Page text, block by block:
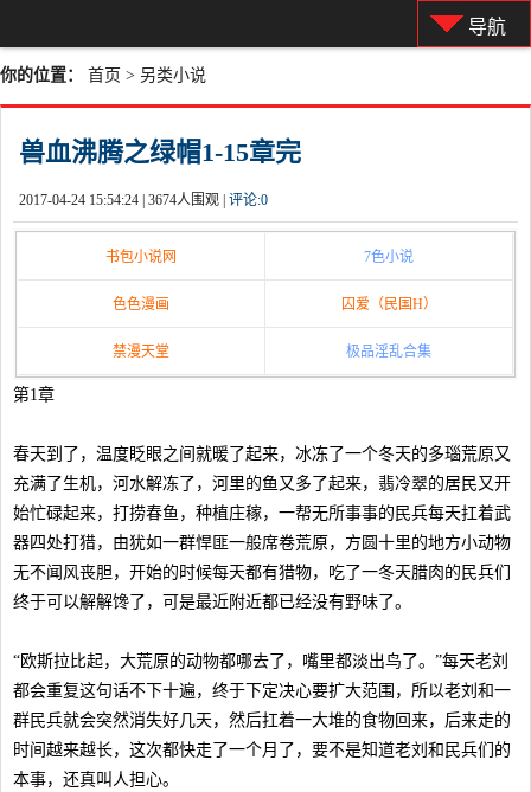
导航
你的位置： 首页 > 另类小说
兽血沸腾之绿帽1-15章完
2017-04-24 15:54:24 | 3674人围观 | 评论:0
书包小说网 7色小说
色色漫画 囚爱（民国H）
禁漫天堂 极品淫乱合集
第1章
春天到了，温度眨眼之间就暖了起来，冰冻了一个冬天的多瑙荒原又
充满了生机，河水解冻了，河里的鱼又多了起来，翡冷翠的居民又开
始忙碌起来，打捞春鱼，种植庄稼，一帮无所事事的民兵每天扛着武
器四处打猎，由犹如一群悍匪一般席卷荒原，方圆十里的地方小动物
无不闻风丧胆，开始的时候每天都有猎物，吃了一冬天腊肉的民兵们
终于可以解解馋了，可是最近附近都已经没有野味了。
“欧斯拉比起，大荒原的动物都哪去了，嘴里都淡出鸟了。”每天老刘
都会重复这句话不下十遍，终于下定决心要扩大范围，所以老刘和一
群民兵就会突然消失好几天，然后扛着一大堆的食物回来，后来走的
时间越来越长，这次都快走了一个月了，要不是知道老刘和民兵们的
本事，还真叫人担心。